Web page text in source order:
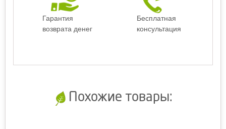
Гарантия
возврата денег
Бесплатная
консультация
Похожие товары: